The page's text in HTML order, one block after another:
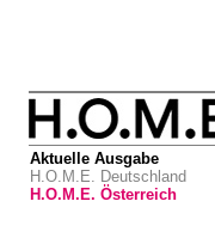
Aktuelle Ausgabe
H.O.M.E. Deutschland
H.O.M.E. Österreich